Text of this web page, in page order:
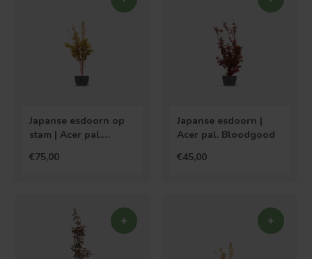
Japanse esdoorn op
stam | Acer pal.
€75,00
Japanse esdoorn |
Acer pal. Bloodgood
€45,00